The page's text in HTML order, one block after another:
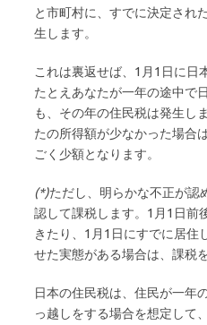
と市町村に、すでに決定され
生します。
これは裏返せば、1月1日に日
たとえあなたが一年の途中で
も、その年の住民税は発生し
たの所得額が少なかった場合
ごく少額となります。
(*)ただし、明らかな不正が認
認して課税します。1月1日前
きたり、1月1日にすでに居住
せた実態がある場合は、課税
日本の住民税は、住民が一年
っ越しをする場合を想定して